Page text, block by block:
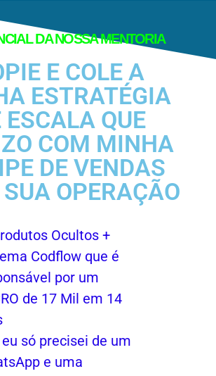
DA NOSSA MENTORIA
E COLE A
ESTRATÉGIA
ESCALA QUE
COM MINHA
DE VENDAS
OPERAÇÃO
Ocultos +
Codflow que é
por um
de 17 Mil em 14
só precisei de um
e uma